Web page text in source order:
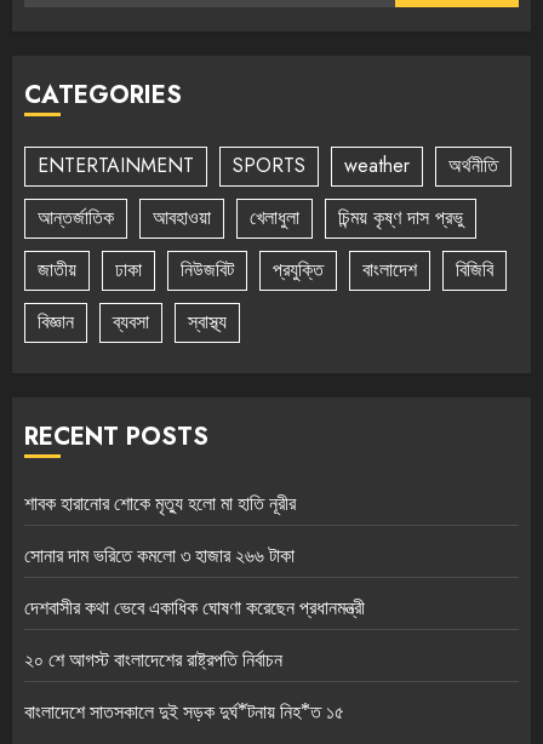
CATEGORIES
ENTERTAINMENT SPORTS weather
অর্থনীতি
আন্তর্জাতিক
আবহাওয়া খেলাধুলা
চিন্ময় কৃষ্ণ দাস প্রভু
জাতীয়
ঢাকা নিউজবিট প্রযুক্তি বাংলাদেশ
বিজিবি
বিজ্ঞান
ব্যবসা স্বাস্থ্য
RECENT POSTS
শাবক হারানোর শোকে মৃত্যু হলো মা হাতি নূরীর
সোনার দাম ভরিতে কমলো ৩ হাজার ২৬৬ টাকা
দেশবাসীর কথা ভেবে একাধিক ঘোষণা করেছেন প্রধানমন্ত্রী
২০ শে আগস্ট বাংলাদেশের রাষ্ট্রপতি নির্বাচন
বাংলাদেশে সাতসকালে দুই সড়ক দুর্ঘ*টনায় নিহ*ত ১৫